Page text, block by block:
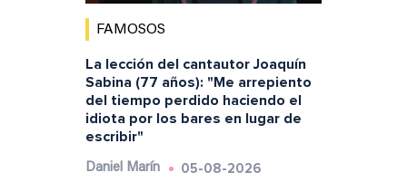
FAMOSOS
La lección del cantautor Joaquín
Sabina (77 años): "Me arrepiento
del tiempo perdido haciendo el
idiota por los bares en lugar de
escribir"
Daniel Marín 05-08-2026